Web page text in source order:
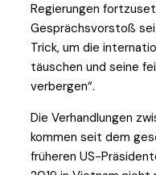
Regierungen
Gesprächsvorstoß
Trick, um die
täuschen und seine
verbergen“.
Die Verhandlungen
kommen seit dem
früheren US-